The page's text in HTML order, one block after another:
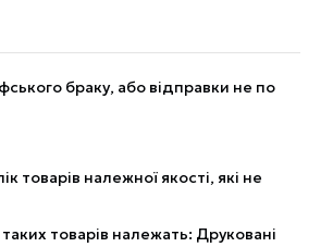
браку, або відправки не по
товарів належної якості, які не
товарів належать: Друковані